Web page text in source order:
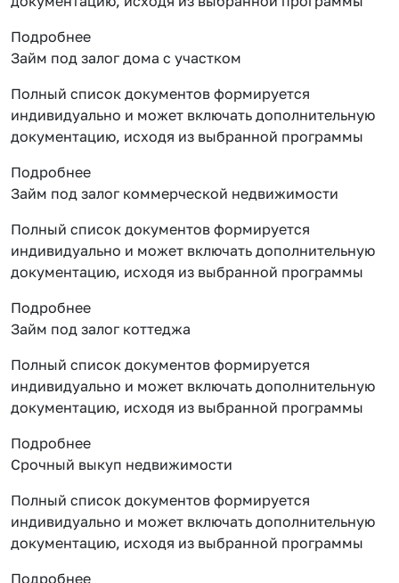
Подробнее
Займ под залог дома с участком
Полный список документов формируется
индивидуально и может включать дополнительную
документацию, исходя из выбранной программы
Подробнее
Займ под залог коммерческой недвижимости
Полный список документов формируется
индивидуально и может включать дополнительную
документацию, исходя из выбранной программы
Подробнее
Займ под залог коттеджа
Полный список документов формируется
индивидуально и может включать дополнительную
документацию, исходя из выбранной программы
Подробнее
Срочный выкуп недвижимости
Полный список документов формируется
индивидуально и может включать дополнительную
документацию, исходя из выбранной программы
Подробнее